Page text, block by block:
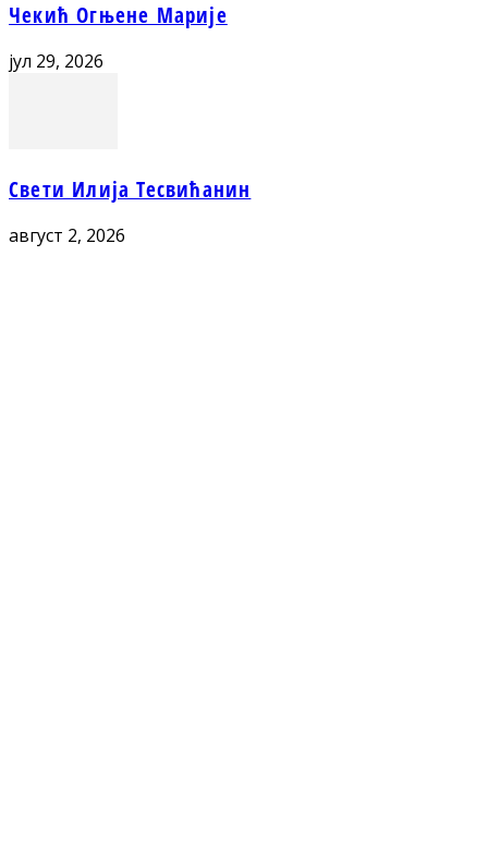
Чекић Огњене Марије
јул 29, 2026
Свети Илија Тесвићанин
август 2, 2026